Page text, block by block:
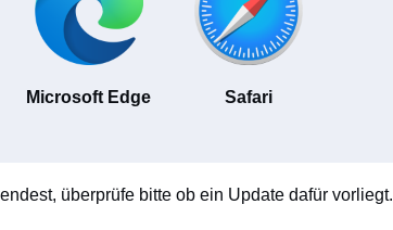
Microsoft Edge Safari
überprüfe bitte ob ein Update dafür vorliegt.